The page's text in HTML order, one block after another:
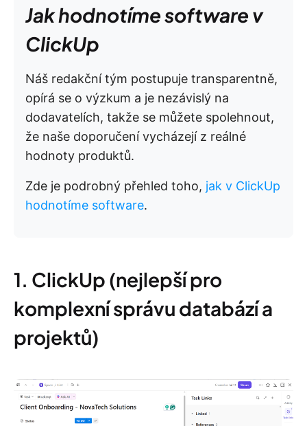
Jak hodnotíme software v
ClickUp
Náš redakční tým postupuje transparentně,
opírá se o výzkum a je nezávislý na
dodavatelích, takže se můžete spolehnout,
že naše doporučení vycházejí z reálné
hodnoty produktů.
Zde je podrobný přehled toho, jak v ClickUp
hodnotíme software.
1. ClickUp (nejlepší pro
komplexní správu databází a
projektů)